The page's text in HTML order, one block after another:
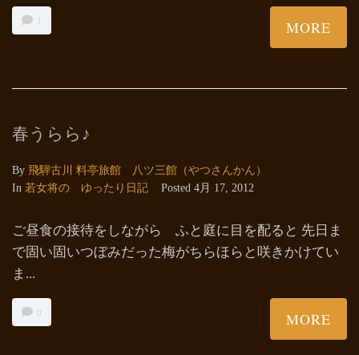
1 MORE
春うらら♪
By 飛騨古川 料亭旅館 八ツ三館（やつさんかん）
In 若女将の ゆったり日記 Posted 4月 17, 2012
ご昼食の接待をしながら ふと庭に目を配ると 先日ま
で固い固いつぼみだった梅がちらほらと咲きかけてい
ま...
0 MORE